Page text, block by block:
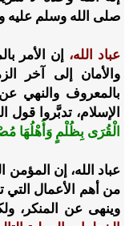
صلى الله وسلم عليه
عباد الله، إن الأمر
والأمان إلى آخر
بالمعروف والنهي
الإسلام، تدبَّروا
الْقُرَى بِظُلْمٍ وَأَهْلُهَا
عباد الله، إن
من أهم الأعمال
وينهى عن المنكر،